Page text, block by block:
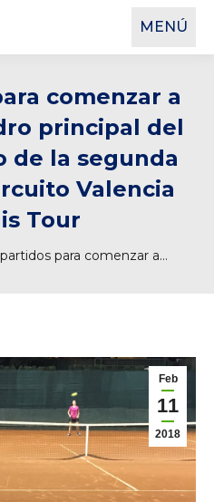
MENÚ
comenzar a
principal del
de la segunda
Valencia
Tour
para comenzar a…
Feb
11
2018